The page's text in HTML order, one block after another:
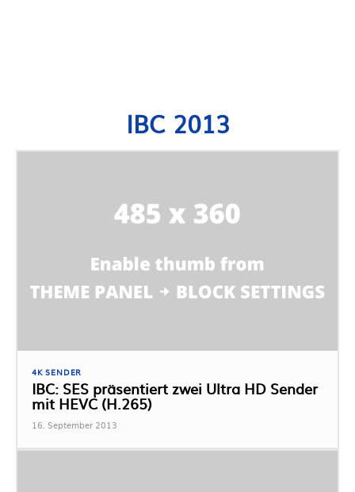
IBC 2013
4K SENDER
IBC: SES präsentiert zwei Ultra HD Sender
mit HEVC (H.265)
16. September 2013